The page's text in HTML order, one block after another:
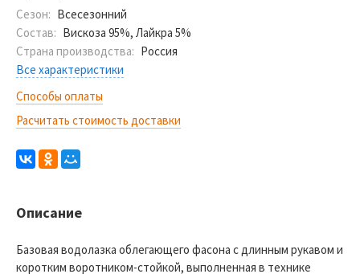
Сезон: Всесезонний
Состав: Вискоза 95%, Лайкра 5%
Страна производства: Россия
Все характеристики
Способы оплаты
Расчитать стоимость доставки
Описание
Базовая водолазка облегающего фасона с длинным рукавом и
коротким воротником-стойкой, выполненная в технике